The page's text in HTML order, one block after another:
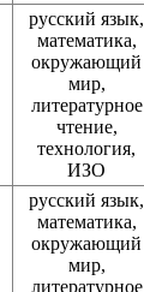
русский язык,
математика,
окружающий
мир,
литературное
чтение,
технология,
ИЗО
русский язык,
математика,
окружающий
мир,
литературное